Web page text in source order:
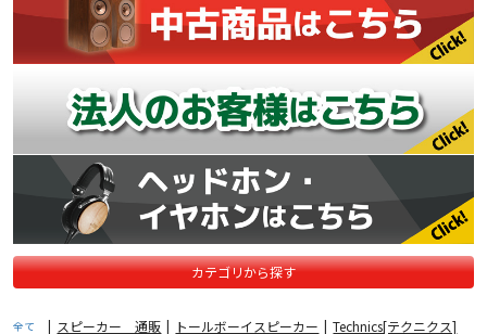
カテゴリから探す
全て | スピーカー 通販 | トールボーイスピーカー | Technics[テクニクス]